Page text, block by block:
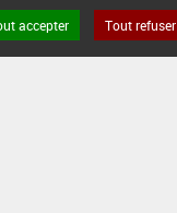
L'USAGE :
accepter Tout refuser